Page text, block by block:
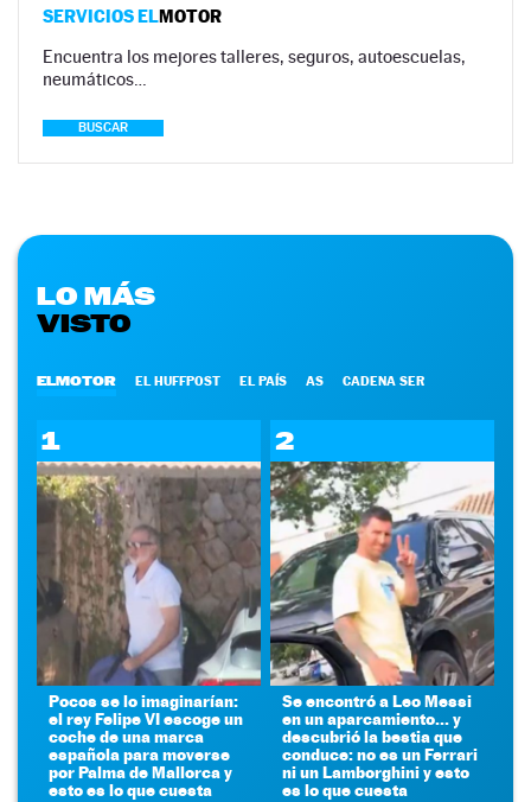
SERVICIOS ELMOTOR
Encuentra los mejores talleres, seguros, autoescuelas,
neumáticos…
BUSCAR
LO MÁS
VISTO
ELMOTOR EL HUFFPOST EL PAÍS AS CADENA SER
1
Pocos se lo imaginarían:
el rey Felipe VI escoge un
coche de una marca
española para moverse
por Palma de Mallorca y
esto es lo que cuesta
2
Se encontró a Leo Messi
en un aparcamiento... y
descubrió la bestia que
conduce: no es un Ferrari
ni un Lamborghini y esto
es lo que cuesta